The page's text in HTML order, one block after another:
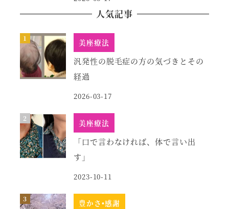
人気記事
美座療法
汎発性の脱毛症の方の気づきとその
経過
2026-03-17
美座療法
「口で言わなければ、体で言い出
す」
2023-10-11
豊かさ•感謝